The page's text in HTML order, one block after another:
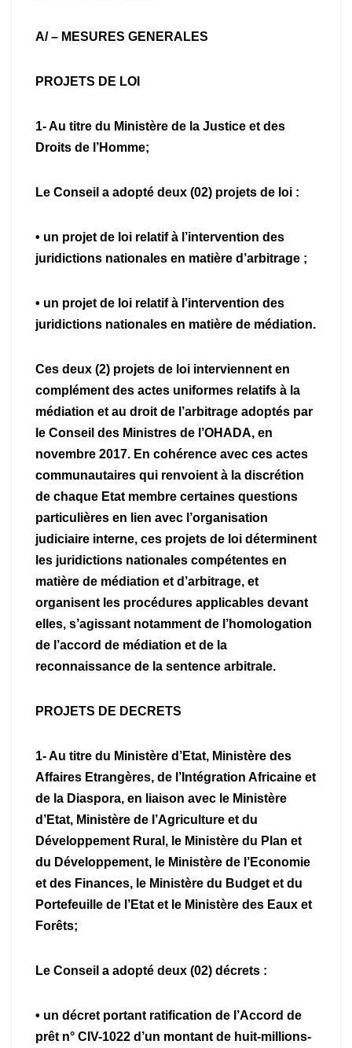
A/ – MESURES GENERALES
PROJETS DE LOI
1- Au titre du Ministère de la Justice et des
Droits de l’Homme;
Le Conseil a adopté deux (02) projets de loi :
• un projet de loi relatif à l’intervention des
juridictions nationales en matière d’arbitrage ;
• un projet de loi relatif à l’intervention des
juridictions nationales en matière de médiation.
Ces deux (2) projets de loi interviennent en
complément des actes uniformes relatifs à la
médiation et au droit de l’arbitrage adoptés par
le Conseil des Ministres de l’OHADA, en
novembre 2017. En cohérence avec ces actes
communautaires qui renvoient à la discrétion
de chaque Etat membre certaines questions
particulières en lien avec l’organisation
judiciaire interne, ces projets de loi déterminent
les juridictions nationales compétentes en
matière de médiation et d’arbitrage, et
organisent les procédures applicables devant
elles, s’agissant notamment de l’homologation
de l’accord de médiation et de la
reconnaissance de la sentence arbitrale.
PROJETS DE DECRETS
1- Au titre du Ministère d’Etat, Ministère des
Affaires Etrangères, de l’Intégration Africaine et
de la Diaspora, en liaison avec le Ministère
d’Etat, Ministère de l’Agriculture et du
Développement Rural, le Ministère du Plan et
du Développement, le Ministère de l’Economie
et des Finances, le Ministère du Budget et du
Portefeuille de l’Etat et le Ministère des Eaux et
Forêts;
Le Conseil a adopté deux (02) décrets :
• un décret portant ratification de l’Accord de
prêt n° CIV-1022 d’un montant de huit-millions-